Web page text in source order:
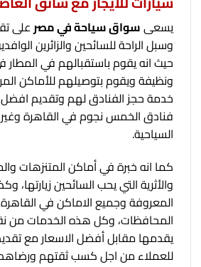
يسعىسواق سياحة في مصرعلى
وسبل الراحة للسائحين والزائرين
حيث انه يقوم باستقبالهم في
ونظيفة ويقوم بتوصيلهم للأماكن
خدمة حجز الفنادق لهم وتقديم
فنادق الخمس نجوم في القاهرة
السياحية.
كما انه خبرة في أماكن المتنزهات
والأثرية التي يحب السائحين
المعروفة وجميع الاماكن في
المحافظات، وكل هذه الخدمات من
يقدمها مقابل أفضل الاسعار مع
للعملاء من اجل كسب ثقتهم